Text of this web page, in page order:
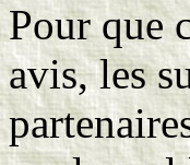
Pour que
avis, les